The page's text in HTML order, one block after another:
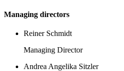
Managing directors
Reiner Schmidt
Managing Director
Andrea Angelika Sitzler